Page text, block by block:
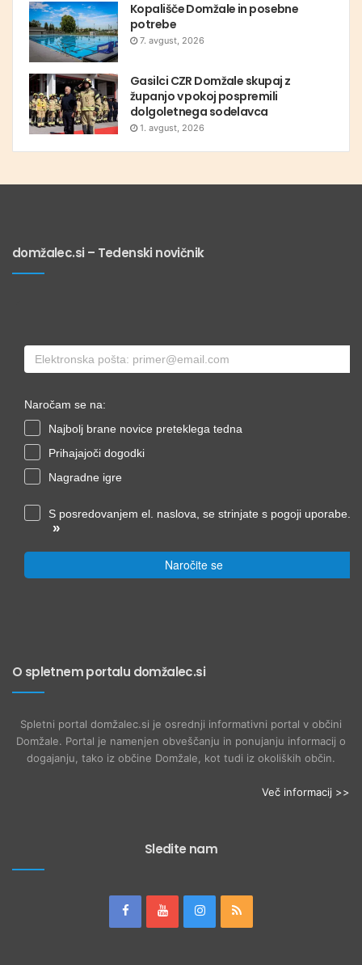
Kopališče Domžale in posebne
potrebe
7. avgust, 2026
Gasilci CZR Domžale skupaj z
županjo v pokoj pospremili
dolgoletnega sodelavca
1. avgust, 2026
domžalec.si – Tedenski novičnik
Naročam se na:
Najbolj brane novice preteklega tedna
Prihajajoči dogodki
Nagradne igre
S posredovanjem el. naslova, se strinjate s pogoji uporabe.
»
Naročite se
O spletnem portalu domžalec.si
Spletni portal domžalec.si je osrednji informativni portal v občini
Domžale. Portal je namenjen obveščanju in ponujanju informacij o
dogajanju, tako iz občine Domžale, kot tudi iz okoliških občin.
Več informacij >>
Sledite nam